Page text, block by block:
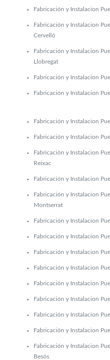
Fabricación y Instalacion
Fabricación y Instalacion
Cervelló
Fabricación y Instalacion
Llobregat
Fabricación y Instalacion
Fabricación y Instalacion
Fabricación y Instalacion
Fabricación y Instalacion
Fabricación y Instalacion
Reixac
Fabricación y Instalacion
Fabricación y Instalacion
Montserrat
Fabricación y Instalacion
Fabricación y Instalacion
Fabricación y Instalacion
Fabricación y Instalacion
Fabricación y Instalacion
Fabricación y Instalacion
Fabricación y Instalacion
Fabricación y Instalacion
Fabricación y Instalacion
Besós